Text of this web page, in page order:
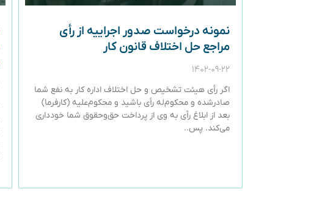
نمونه درخواست صدور اجراییه از رأی
مراجع حل اختلاف قانون کار
۱۴۰۲-۰۹-۲۲
اگر رأی هیئت تشخیص و حل اختلاف اداره کار به نفع شما
صادرشده و محکوم‌له رأی باشید و محکوم‌علیه (کارفرما)
بعد از ابلاغ رأی به وی از پرداخت حق‌وحقوق شما خودداری
می‌کند. پس..